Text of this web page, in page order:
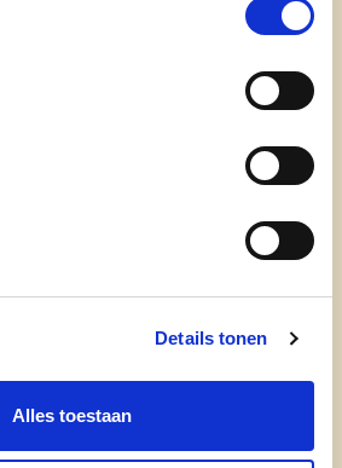
Details tonen
Alles toestaan